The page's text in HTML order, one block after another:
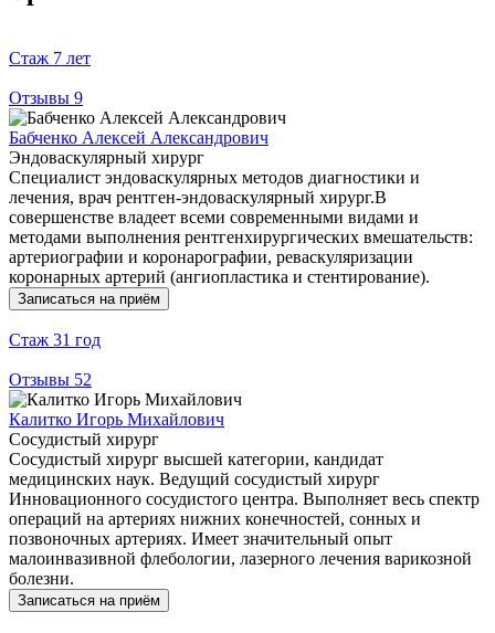
Стаж 7 лет
Отзывы 9
Бабченко Алексей Александрович
Эндоваскулярный хирург
Специалист эндоваскулярных методов диагностики и
лечения, врач рентген-эндоваскулярный хирург.В
совершенстве владеет всеми современными видами и
методами выполнения рентгенхирургических вмешательств:
артериографии и коронарографии, реваскуляризации
коронарных артерий (ангиопластика и стентирование).
Записаться на приём
Стаж 31 год
Отзывы 52
Калитко Игорь Михайлович
Сосудистый хирург
Сосудистый хирург высшей категории, кандидат
медицинских наук. Ведущий сосудистый хирург
Инновационного сосудистого центра. Выполняет весь спектр
операций на артериях нижних конечностей, сонных и
позвоночных артериях. Имеет значительный опыт
малоинвазивной флебологии, лазерного лечения варикозной
болезни.
Записаться на приём